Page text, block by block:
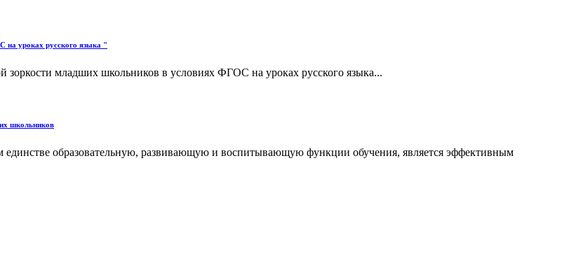
на уроках русского языка "
младших школьников в условиях ФГОС на уроках русского языка...
школьников
единстве образовательную, развивающую и воспитывающую функции обучения, является эффективным